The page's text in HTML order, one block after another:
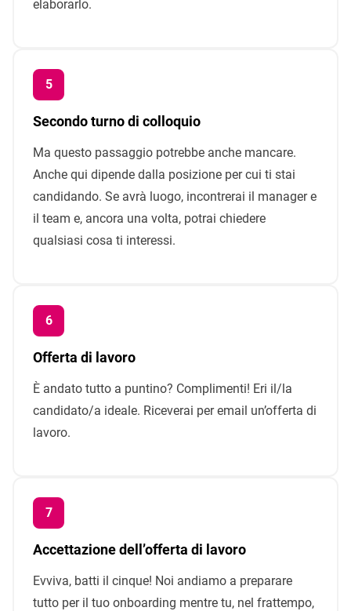
elaborarlo.
Secondo turno di colloquio
Ma questo passaggio potrebbe anche mancare.
Anche qui dipende dalla posizione per cui ti stai
candidando. Se avrà luogo, incontrerai il manager e
il team e, ancora una volta, potrai chiedere
qualsiasi cosa ti interessi.
Offerta di lavoro
È andato tutto a puntino? Complimenti! Eri il/la
candidato/a ideale. Riceverai per email un’offerta di
lavoro.
Accettazione dell’offerta di lavoro
Evviva, batti il cinque! Noi andiamo a preparare
tutto per il tuo onboarding mentre tu, nel frattempo,